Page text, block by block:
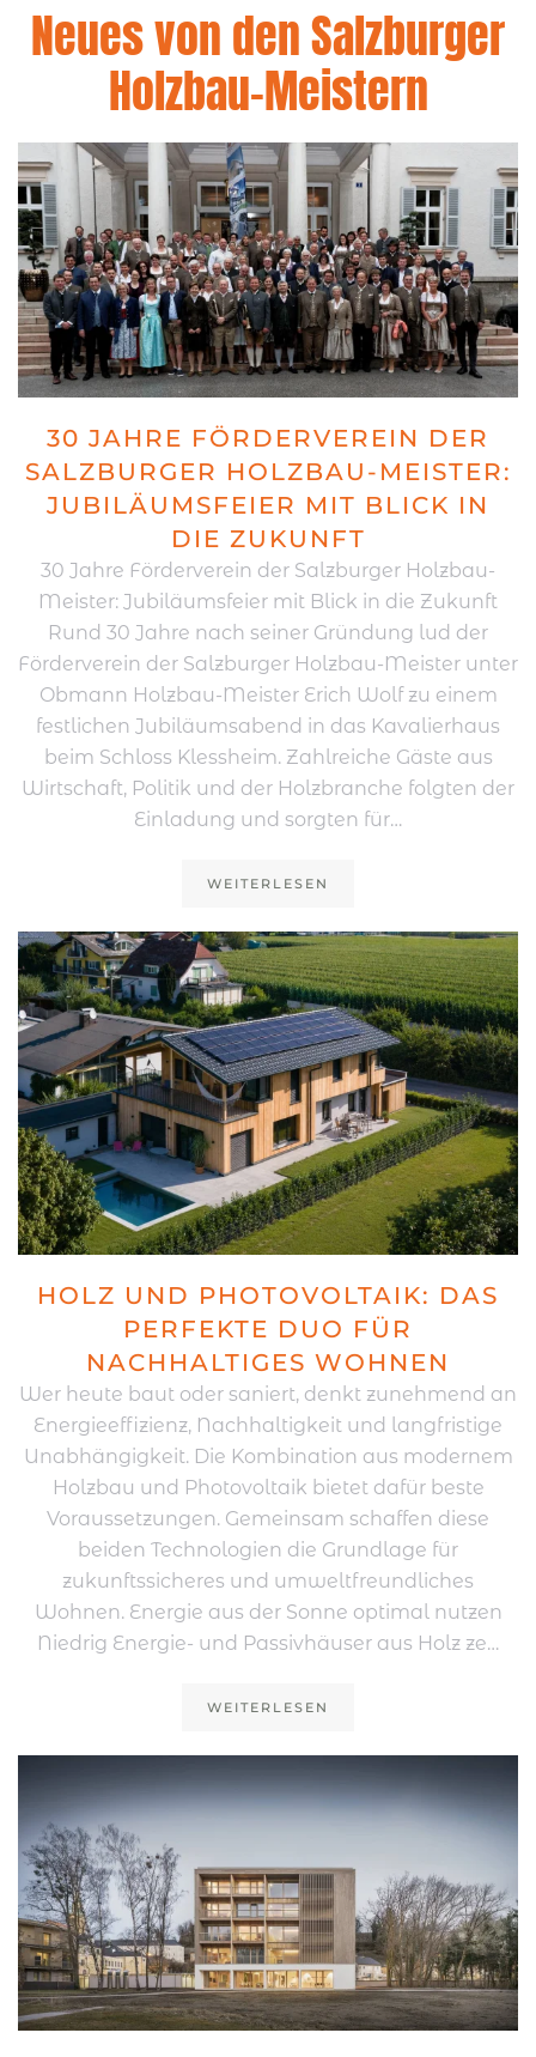
Neues von den Salzburger
Holzbau-Meistern
30 JAHRE FÖRDERVEREIN DER
SALZBURGER HOLZBAU-MEISTER:
JUBILÄUMSFEIER MIT BLICK IN
DIE ZUKUNFT
30 Jahre Förderverein der Salzburger Holzbau-
Meister: Jubiläumsfeier mit Blick in die Zukunft
Rund 30 Jahre nach seiner Gründung lud der
Förderverein der Salzburger Holzbau-Meister unter
Obmann Holzbau-Meister Erich Wolf zu einem
festlichen Jubiläumsabend in das Kavalierhaus
beim Schloss Klessheim. Zahlreiche Gäste aus
Wirtschaft, Politik und der Holzbranche folgten der
Einladung und sorgten für…
WEITERLESEN
HOLZ UND PHOTOVOLTAIK: DAS
PERFEKTE DUO FÜR
NACHHALTIGES WOHNEN
Wer heute baut oder saniert, denkt zunehmend an
Energieeffizienz, Nachhaltigkeit und langfristige
Unabhängigkeit. Die Kombination aus modernem
Holzbau und Photovoltaik bietet dafür beste
Voraussetzungen. Gemeinsam schaffen diese
beiden Technologien die Grundlage für
zukunftssicheres und umweltfreundliches
Wohnen. Energie aus der Sonne optimal nutzen
Niedrig Energie- und Passivhäuser aus Holz ze…
WEITERLESEN